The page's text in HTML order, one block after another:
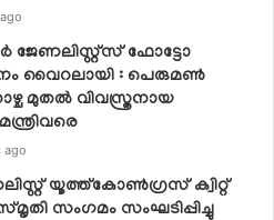
ജേണലിസ്റ്റ്‌സ് ഫോട്ടോ
വൈറലായി : പെരുമണ്‍
മുതല്‍ വിവസ്ത്രനായ
ago
യൂത്ത്കോൺഗ്രസ് ക്വിറ്റ്
സംഗമം സംഘടിപ്പിച്ചു